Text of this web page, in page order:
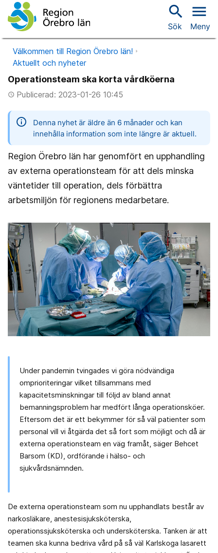
search
Sök
menu
Meny
Välkommen till Region Örebro län!
Aktuellt och nyheter
Operationsteam ska korta vårdköerna
access_timePublicerad: 2023-01-26 10:45
information
Denna nyhet är äldre än 6 månader och kan
innehålla information som inte längre är aktuell.
Region Örebro län har genomfört en upphandling
av externa operationsteam för att dels minska
väntetider till operation, dels förbättra
arbetsmiljön för regionens medarbetare.
Under pandemin tvingades vi göra nödvändiga
omprioriteringar vilket tillsammans med
kapacitetsminskningar till följd av bland annat
bemanningsproblem har medfört långa operationsköer.
Eftersom det är ett bekymmer för så väl patienter som
personal vill vi åtgärda det så fort som möjligt och då är
externa operationsteam en väg framåt, säger Behcet
Barsom (KD), ordförande i hälso- och
sjukvårdsnämnden.
De externa operationsteam som nu upphandlats består av
narkosläkare, anestesisjuksköterska,
operationssjuksköterska och undersköterska. Tanken är att
teamen ska kunna bedriva vård på så väl Karlskoga lasarett